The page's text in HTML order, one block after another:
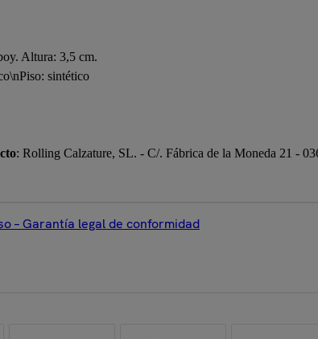
Altura: 3,5 cm.
sintético
: Rolling Calzature, SL. - C/. Fábrica de la Moneda 21 -
– Garantía legal de conformidad